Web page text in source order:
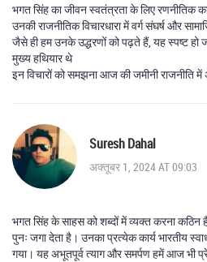
भगत सिंह का जीवन स्वतंत्रता के लिए रणनीतिक
उनकी राजनीतिक विचारधारा में वर्ग संघर्ष और
जैसे ही हम उनके उद्धरणों को पढ़ते हैं, यह स्पष्ट हो
मुख्य हथियार थे
इन विचारों को समझना आज की जमीनी राजनीति
Suresh Dahal
अक्तूबर 1, 2024 AT 09:03
भगत सिंह के साहस को शब्दों में व्यक्त करना कठिन
पुनः जगा देता है। उनका प्रत्येक कार्य भारतीय
गया। यह अभूतपूर्व त्याग और समर्पण हमें आज भी